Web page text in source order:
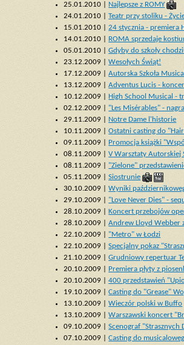
25.01.2010 |
Najlepsze z ROMY
24.01.2010 |Teatr przy stoliku -
15.01.2010 |24 stycznia - premiera
14.01.2010 |
ROMA sprzedaje
05.01.2010 |Gdyby do szkoły
23.12.2009 |Wesołych Świąt!
17.12.2009 |Autorska Szkoła
13.12.2009 |Adventus Lucis -
10.12.2009 |
High School Musical -
02.12.2009 | "Les Misérables" -
29.11.2009 |
Notre Dame l'historie
10.11.2009 |Ostatni casting do
09.11.2009 |
Promocja książki
08.11.2009 |V Warsztaty Autorskiej
08.11.2009 | "Zielone"
05.11.2009 |Siostrunie
30.10.2009 |Wyniki
29.10.2009 | "Love Never Dies" -
28.10.2009 |
Koncert przebojów
28.10.2009 |Andrew Lloyd Webber
22.10.2009 | "Metro" w Łodzi
22.10.2009 |Specjalny pokaz
21.10.2009 |Grudniowy repertuar
20.10.2009 |
Premiera płyty z
20.10.2009 |400 przedstawień
19.10.2009 |Casting do "Grease"
13.10.2009 |Wieczór polski w Buffo
13.10.2009 |Warszawski koncert
09.10.2009 |Scenograf "Strasznych
07.10.2009 |Casting do